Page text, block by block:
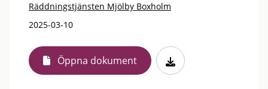
Räddningstjänsten Mjölby Boxholm
2025-03-10
Öppna dokument